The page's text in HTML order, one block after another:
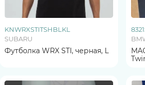
KNWRXSTITSHBLKL
SUBARU
Футболка WRX STI, черная, L